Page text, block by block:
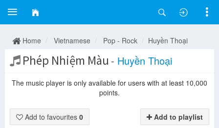
Home Vietnamese Pop - Rock Huyền Thoại
Phép Nhiệm Màu - Huyền Thoại
The music player is only available for users with at least 10,000
points.
Add to favourites 0 Add to playlist